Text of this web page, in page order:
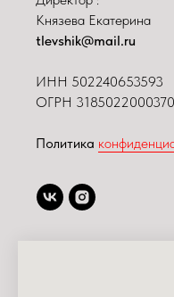
Князева Екатерина
tlevshik@mail.ru
ИНН 502240653593
ОГРН
Политика